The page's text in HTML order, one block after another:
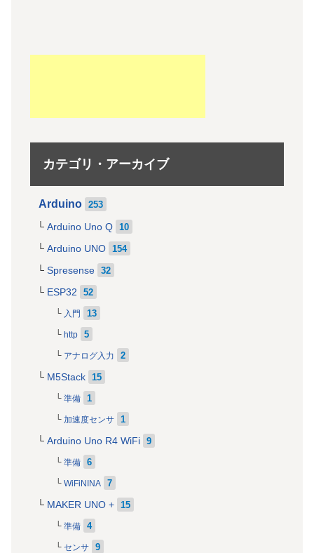
カテゴリ・アーカイブ
Arduino 253
Arduino Uno Q 10
Arduino UNO 154
Spresense 32
ESP32 52
入門 13
http 5
アナログ入力 2
M5Stack 15
準備 1
加速度センサ 1
Arduino Uno R4 WiFi 9
準備 6
WiFiNINA 7
MAKER UNO + 15
準備 4
センサ 9